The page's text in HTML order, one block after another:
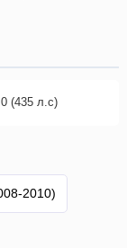
(435 л.с)
2010)